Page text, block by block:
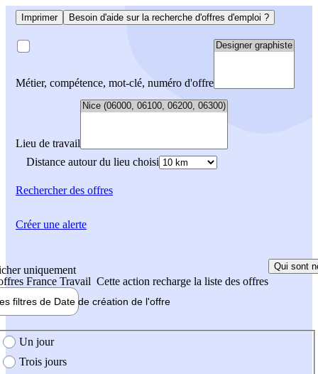
Imprimer Besoin d'aide sur la recherche d'offres d'emploi ?
Métier, compétence, mot-clé, numéro d'offre
Lieu de travail
Distance autour du lieu choisi
Rechercherdes offres
uniquement
France Travail Cette action recharge la liste des offres
Qui sont
filtres de Date de création de l'offre
création de l'offre
Un jour
Trois jours
Créer une alerte